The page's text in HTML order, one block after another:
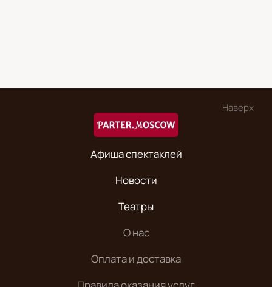
Наверх
Афиша спектаклей
Новости
Театры
О нас
Оплата и доставка